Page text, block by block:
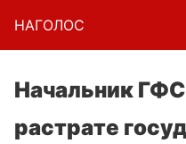
НАГОЛОC
Начальник
растрате